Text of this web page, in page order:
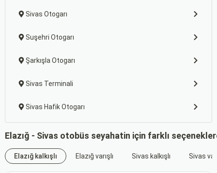
Sivas Otogarı
Suşehri Otogarı
Şarkışla Otogarı
Sivas Terminali
Sivas Hafik Otogarı
Elazığ - Sivas otobüs seyahatin için farklı
Elazığ kalkışlı Elazığ varışlı Sivas kalkışlı Sivas